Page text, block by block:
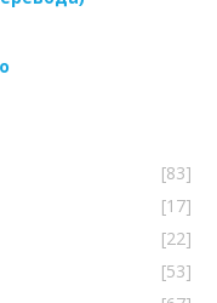
[83]
[17]
[22]
[53]